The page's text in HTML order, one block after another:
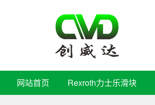
网站首页 Rexroth力士乐滑块